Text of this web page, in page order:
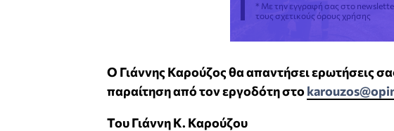
* Με την εγγραφή σας στο
τους σχετικούς όρους χρήσης
Ο Γιάννης Καρούζος θα απαντήσει ερωτήσεις
παραίτηση από τον εργοδότη στο
Του Γιάννη Κ. Καρούζου